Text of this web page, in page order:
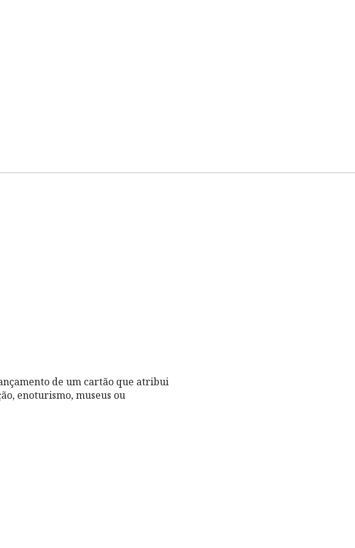
de um cartão que atribui
enoturismo, museus ou